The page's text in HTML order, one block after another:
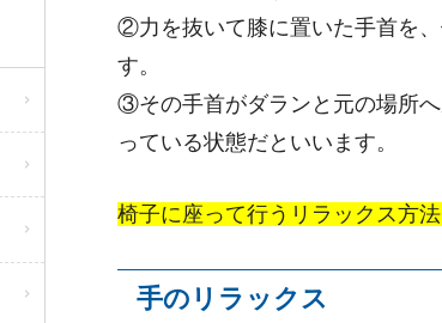
②力を抜いて膝に置いた手首を
す。
③その手首がダランと元の場所
っている状態だといいます。
椅子に座って行うリラックス方
手のリラックス